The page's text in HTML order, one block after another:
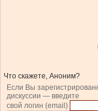
Что скажете, Аноним?
Если Вы
дискуссии — введите
свой логин (email)